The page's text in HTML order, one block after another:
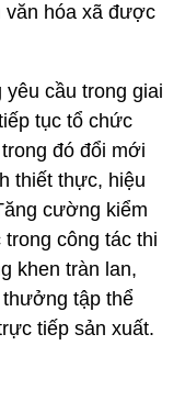
văn hóa xã được
cầu trong giai
tục tổ chức
đó đổi mới
thiết thực, hiệu
cường kiểm
công tác thi
khen tràn lan,
tập thể
tiếp sản xuất.